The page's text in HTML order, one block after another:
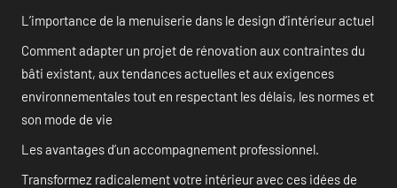
L’importance de la menuiserie dans le design d’intérieur actuel
Comment adapter un projet de rénovation aux contraintes du
bâti existant, aux tendances actuelles et aux exigences
environnementales tout en respectant les délais, les normes et
son mode de vie
Les avantages d’un accompagnement professionnel.
Transformez radicalement votre intérieur avec ces idées de